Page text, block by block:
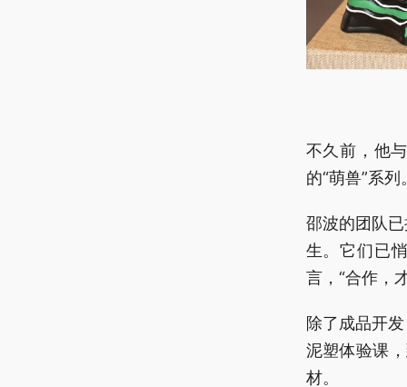
不久前，他
的“萌兽”系
邵波的团队
生。它们已
言，“合作，
除了成品开
泥塑体验课
材。